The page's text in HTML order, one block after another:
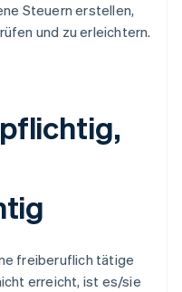
Steuern erstellen,
und zu erleichtern.
freiberuflich tätige
erreicht, ist es/sie